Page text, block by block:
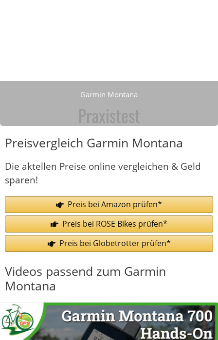
Garmin Montana
Praxistest
Preisvergleich Garmin Montana
Die aktellen Preise online vergleichen & Geld
sparen!
Preis bei Amazon prüfen*
Preis bei ROSE Bikes prüfen*
Preis bei Globetrotter prüfen*
Videos passend zum Garmin
Montana